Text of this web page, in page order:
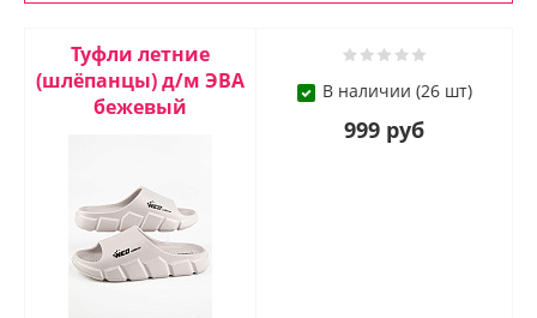
Туфли летние
(шлёпанцы) д/м ЭВА
бежевый
В наличии (26 шт)
999 руб